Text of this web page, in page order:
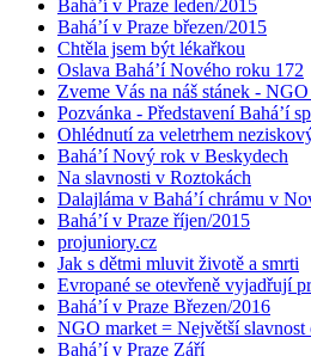
Bahá’í v Praze leden/2015
Bahá’í v Praze březen/2015
Chtěla jsem být lékařkou
Oslava Bahá’í Nového roku 172
Zveme Vás na náš stánek -
Pozvánka - Představení Bahá’í
Ohlédnutí za veletrhem
Bahá’í Nový rok v Beskydech
Na slavnosti v Roztokách
Dalajláma v Bahá’í chrámu v
Bahá’í v Praze říjen/2015
projuniory.cz
Jak s dětmi mluvit životě a smrti
Evropané se otevřeně vyjadřují
Bahá’í v Praze Březen/2016
NGO market = Největší slavnost
Bahá’í v Praze Září